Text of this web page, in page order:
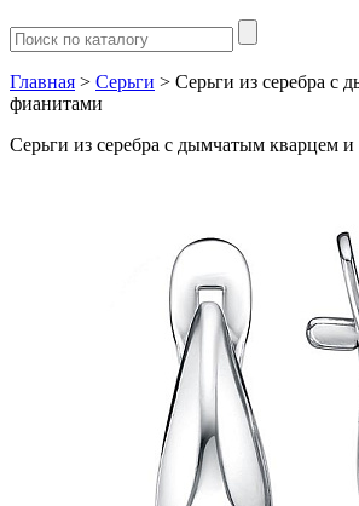
Главная > Серьги > Серьги из серебра с
фианитами
Серьги из серебра с дымчатым кварцем